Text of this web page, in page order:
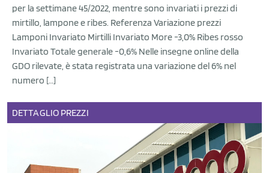
per la settimane 45/2022, mentre sono invariati i prezzi di
mirtillo, lampone e ribes. Referenza Variazione prezzi
Lamponi Invariato Mirtilli Invariato More -3,0% Ribes rosso
Invariato Totale generale -0,6% Nelle insegne online della
GDO rilevate, è stata registrata una variazione del 6% nel
numero […]
DETTAGLIO PREZZI